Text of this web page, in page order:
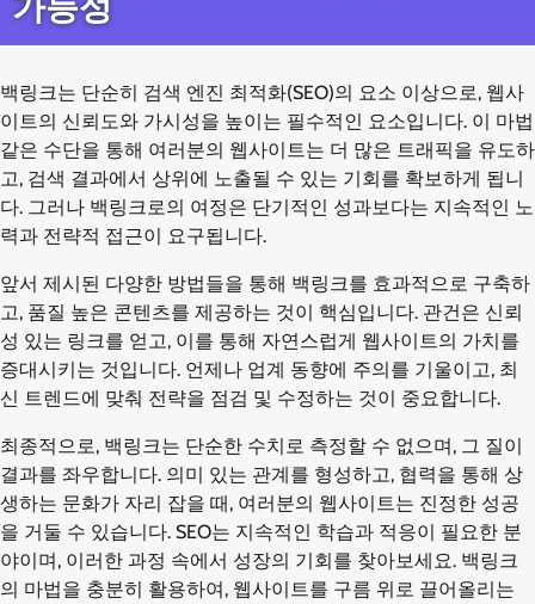
백링크는 단순히 검색 엔진 최적화(SEO)의 요소 이상으로, 웹사
이트의 신뢰도와 가시성을 높이는 필수적인 요소입니다. 이 마법
같은 수단을 통해 여러분의 웹사이트는 더 많은 트래픽을 유도하
고, 검색 결과에서 상위에 노출될 수 있는 기회를 확보하게 됩니
다. 그러나 백링크로의 여정은 단기적인 성과보다는 지속적인 노
력과 전략적 접근이 요구됩니다.
앞서 제시된 다양한 방법들을 통해 백링크를 효과적으로 구축하
고, 품질 높은 콘텐츠를 제공하는 것이 핵심입니다. 관건은 신뢰
성 있는 링크를 얻고, 이를 통해 자연스럽게 웹사이트의 가치를
증대시키는 것입니다. 언제나 업계 동향에 주의를 기울이고, 최
신 트렌드에 맞춰 전략을 점검 및 수정하는 것이 중요합니다.
최종적으로, 백링크는 단순한 수치로 측정할 수 없으며, 그 질이
결과를 좌우합니다. 의미 있는 관계를 형성하고, 협력을 통해 상
생하는 문화가 자리 잡을 때, 여러분의 웹사이트는 진정한 성공
을 거둘 수 있습니다. SEO는 지속적인 학습과 적응이 필요한 분
야이며, 이러한 과정 속에서 성장의 기회를 찾아보세요. 백링크
의 마법을 충분히 활용하여, 웹사이트를 구름 위로 끌어올리는